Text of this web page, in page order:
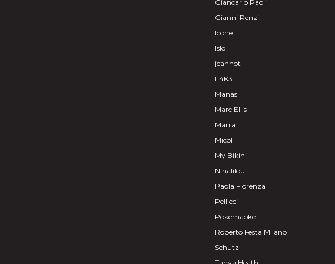
Giancarlo Paoli
Gianni Renzi
Icone
Islo
jeannot
L4K3
Manas
Marc Ellis
Marra
Micol
My Bikini
Ninalilou
Paola Fiorenza
Pellicci
Pokemaoke
Roberto Festa Milano
Schutz